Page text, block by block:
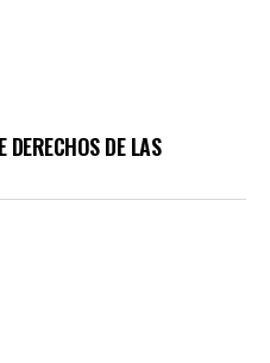
DERECHOS DE LAS